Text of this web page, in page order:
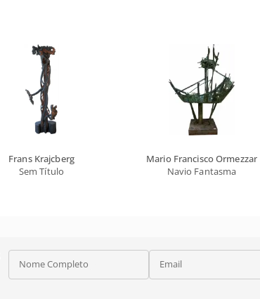
Frans Krajcberg
Sem Título
Mario Francisco Ormezzano
Navio Fantasma
Nome Completo Email